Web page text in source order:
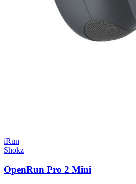
iRun
Shokz
OpenRun Pro 2 Mini